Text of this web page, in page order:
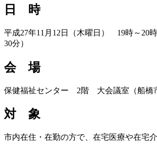
日 時
平成27年11月12日（木曜日） 19時～20
30分）
会 場
保健福祉センター 2階 大会議室（船橋市
対 象
市内在住・在勤の方で、在宅医療や在宅